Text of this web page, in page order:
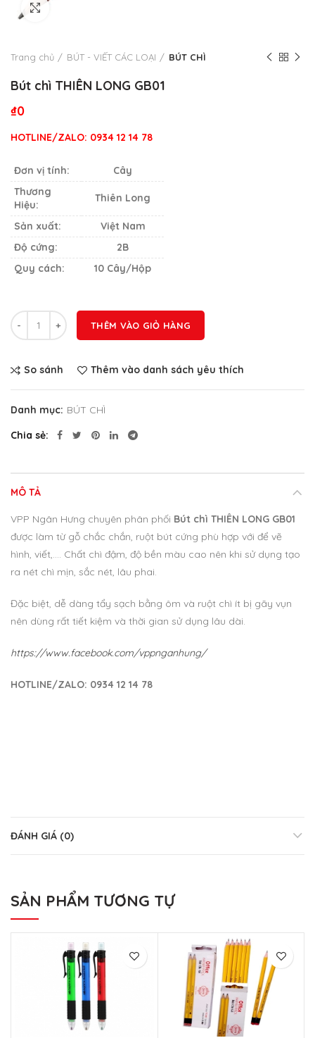
Trang chủ BÚT - VIẾT CÁC LOẠI BÚT CHÌ
Bút chì THIÊN LONG GB01
₫0
HOTLINE/ZALO: 0934 12 14 78
Đơn vị tính:
Cây
Thương
Hiệu:
Thiên Long
Sản xuất:
Việt Nam
Độ cứng:
2B
Quy cách:
10 Cây/Hộp
Số lượng
THÊM VÀO GIỎ HÀNG
So sánh Thêm vào danh sách yêu thích
Danh mục: BÚT CHÌ
Chia sẻ
MÔ TẢ
VPP Ngân Hưng chuyên phân phối Bút chì THIÊN LONG GB01
được làm từ gỗ chắc chắn, ruột bút cứng phù hợp với để vẽ
hình, viết,…. Chất chì đậm, độ bền màu cao nên khi sử dụng tạo
ra nét chì mịn, sắc nét, lâu phai.
Đặc biệt, dễ dàng tẩy sạch bằng ôm và ruột chì ít bị gãy vụn
nên dùng rất tiết kiệm và thời gian sử dụng lâu dài.
https://www.facebook.com/vppnganhung/
HOTLINE/ZALO: 0934 12 14 78
ĐÁNH GIÁ (0)
SẢN PHẨM TƯƠNG TỰ